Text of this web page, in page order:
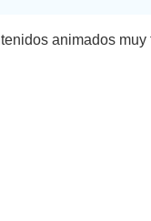
animados